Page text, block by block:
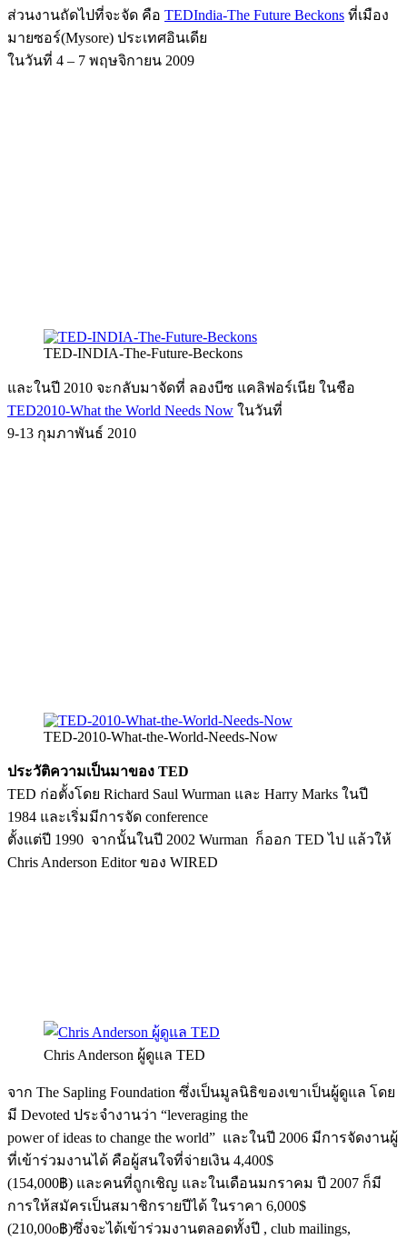
ส่วนงานถัดไปที่จะจัด คือ TEDIndia-The Future Beckons ที่เมือง
มายซอร์(Mysore) ประเทศอินเดีย
ในวันที่ 4 – 7 พฤษจิกายน 2009
TED-INDIA-The-Future-Beckons
และในปี 2010 จะกลับมาจัดที่ ลองบีซ แคลิฟอร์เนีย ในชือ
TED2010-What the World Needs Now ในวันที่
9-13 กุมภาพันธ์ 2010
TED-2010-What-the-World-Needs-Now
ประวัติความเป็นมาของ TED
TED ก่อตั้งโดย Richard Saul Wurman และ Harry Marks ในปี
1984 และเริ่มมีการจัด conference
ตั้งแต่ปี 1990 จากนั้นในปี 2002 Wurman ก็ออก TED ไป แล้วให้
Chris Anderson Editor ของ WIRED
Chris Anderson ผู้ดูแล TED
จาก The Sapling Foundation ซึ่งเป็นมูลนิธิของเขาเป็นผู้ดูแล โดย
มี Devoted ประจำงานว่า “leveraging the
power of ideas to change the world” และในปี 2006 มีการจัดงานผู้
ที่เข้าร่วมงานได้ คือผู้สนใจที่จ่ายเงิน 4,400$
(154,000฿) และคนที่ถูกเชิญ และในเดือนมกราคม ปี 2007 ก็มี
การให้สมัครเป็นสมาชิกรายปีได้ ในราคา 6,000$
(210,00o฿)ซึ่งจะได้เข้าร่วมงานตลอดทั้งปี , club mailings,